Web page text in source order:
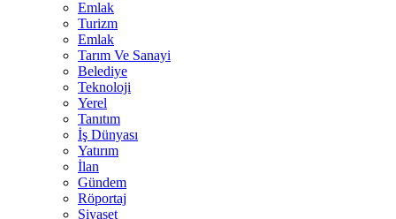
Emlak
Turizm
Emlak
Tarım Ve Sanayi
Belediye
Teknoloji
Yerel
Tanıtım
İş Dünyası
Yatırım
İlan
Gündem
Röportaj
Siyaset